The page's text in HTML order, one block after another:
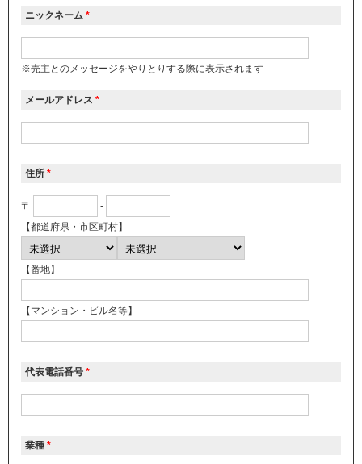
ニックネーム *
※売主とのメッセージをやりとりする際に表示されます
メールアドレス *
住所 *
〒
-
【都道府県・市区町村】
【番地】
【マンション・ビル名等】
代表電話番号 *
業種 *